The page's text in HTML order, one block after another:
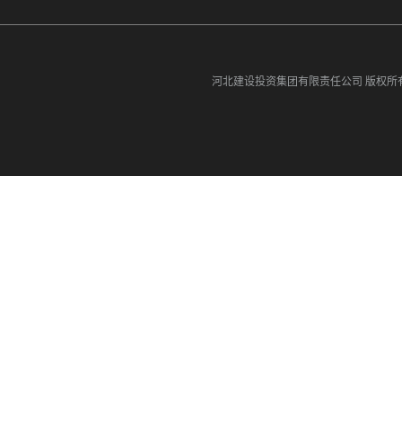
河北建设投资集团有限责任公司 版权所